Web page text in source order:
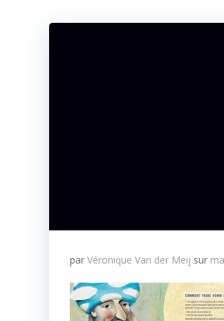
par Véronique Van der Meij sur